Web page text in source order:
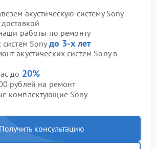
акустическую систему Sony
работы по ремонту
систем Sony до 3-х лет
акустических систем Sony в
до 20%
рублей на ремонт
комплектующие Sony
Получить консультацию